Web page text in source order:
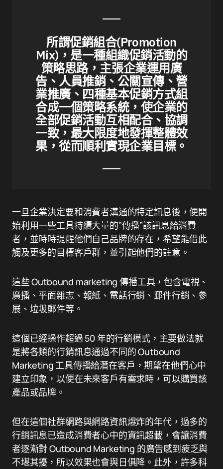
所謂促銷組合(Promotion
Mix)，是一種組織促銷活動的
策略思路，主張企業運用廣
告、人員推銷、公關宣傳、營
業推廣、四種基本促銷方式組
合成一個策略系統，使企業的
全部促銷活動互相配合、協調
一致，最大限度地發揮整體效
果，從而順利實現企業目標。
一旦企業決定要和消費者溝通的特定訊息後，便開
始利用一些工具持續大量的”傳播”該訊息給消費
者，並時時提醒他們自己品牌的存在，希望能借此
觸及更多的目標客戶群，並引起他們的註意。
這些 Outbound marketing 傳播工具，包含電視、
廣播、平面雜志、報紙、電話行銷、郵件行銷、參
展、垃圾郵件等。
這個已經操作超過 50 年的行銷模式，主要做法就
是將各類的行銷訊息通過不同的 Outbound
Marketing 工具傳播給潛在客戶，期望在他們心中
建立印象，以便在未來客戶有需求時，可以購買該
產品或品牌。
但在這個社群網路與網路資訊爆炸的年代，過多的
行銷訊息已造成消費者心中的資訊超載，會讓消費
者逐漸對 Outbound Marketing 的廣告感到疲乏與
不堪其擾，所以效果也會與日俱降。此外，許多科